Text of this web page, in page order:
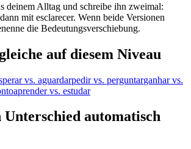
deinem Alltag und schreibe ihn zweimal:
mit esclarecer. Wenn beide Versionen
die Bedeutungsverschiebung.
auf diesem Niveau
vs. aguardarpedir vs. perguntarganhar vs.
aprender vs. estudar
Unterschied automatisch